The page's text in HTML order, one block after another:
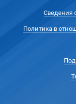
Сведения
Политика в